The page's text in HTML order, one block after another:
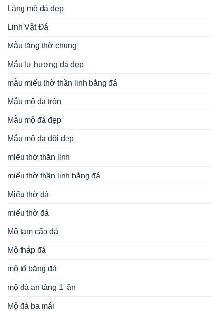
Lăng mộ đá đẹp
Linh Vật Đá
Mẫu lăng thờ chung
Mẫu lư hương đá đẹp
mẫu miếu thờ thần linh bằng đá
Mẫu mộ đá tròn
Mẫu mộ đá đẹp
Mẫu mộ đá đôi đẹp
miếu thờ thần linh
miếu thờ thần linh bằng đá
Miếu thờ đá
miếu thờ đá
Mộ tam cấp đá
Mộ tháp đá
mộ tổ bằng đá
mộ đá an táng 1 lần
Mộ đá ba mái